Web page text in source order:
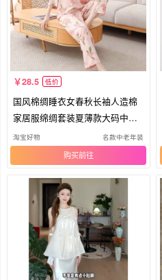
28.5 低价
国风棉绸睡衣女春秋长袖人造棉
家居服绵绸套装夏薄款大码中式
外穿
淘宝好物 名款中老年装
购买